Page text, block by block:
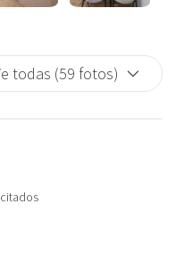
todas (59 fotos)